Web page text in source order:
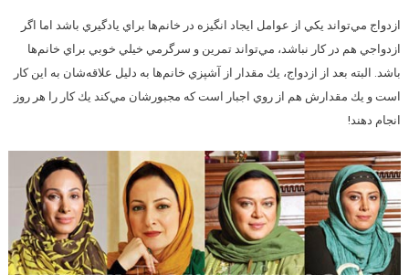
ازدواج مي‌تواند يكي از عوامل ايجاد انگيزه در خانم‌ها براي يادگيري باشد اما اگر
ازدواجي هم در كار نباشد، مي‌تواند تمرين و سرگرمي خيلي خوبي براي خانم‌ها
باشد. البته بعد از ازدواج، يك مقدار از آشپزي‌ خانم‌ها به دليل علاقه‌شان به اين كار
است و يك مقدارش هم از روي اجبار است كه مجبورشان مي‌كند يك كار را هر روز
انجام دهند!